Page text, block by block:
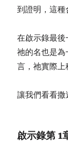
到證明，這種
在啟示錄最後
祂的名也是
言，祂實際上
讓我們看看撒
啟示錄